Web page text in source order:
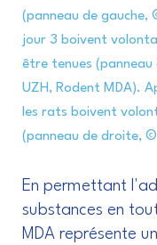
(panneau de
jour 3 boivent
être tenues (panneau
UZH, Rodent MDA).
les rats boivent
(panneau de droite,
En permettant
substances en
MDA représente